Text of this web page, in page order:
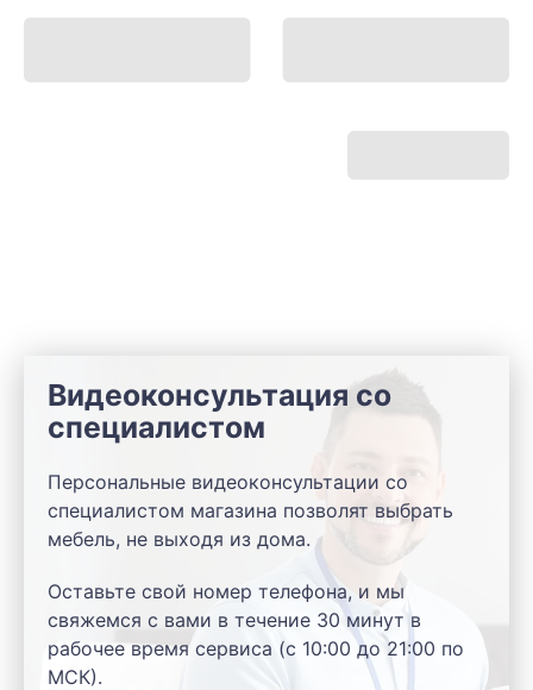
Видеоконсультация со
специалистом
Персональные видеоконсультации со
специалистом магазина позволят выбрать
мебель, не выходя из дома.
Оставьте свой номер телефона, и мы
свяжемся с вами в течение 30 минут в
рабочее время сервиса (с 10:00 до 21:00 по
МСК).